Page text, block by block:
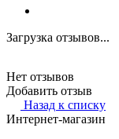
Загрузка отзывов...
Нет отзывов
Добавить отзыв
Назад к списку
Интернет-магазин